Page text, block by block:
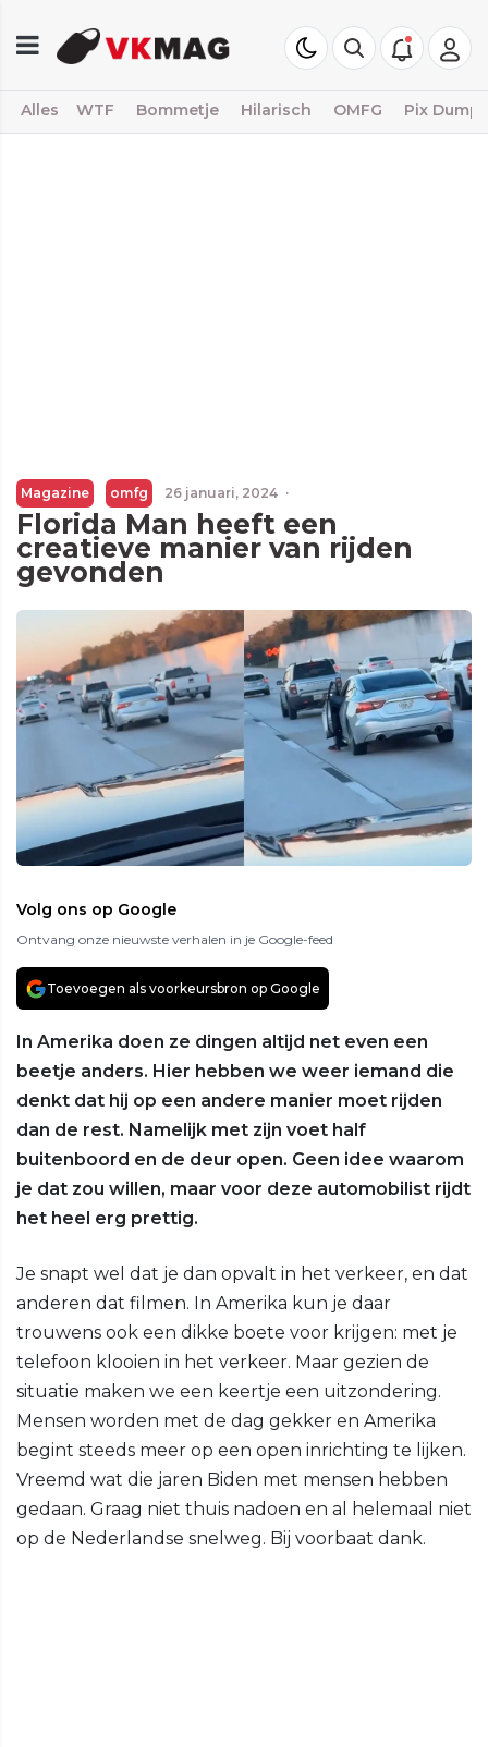
Alles WTF Bommetje Hilarisch OMFG Pix Dump
Magazine omfg 26 januari, 2024 ·
Florida Man heeft een
creatieve manier van rijden
gevonden
Volg ons op Google
Ontvang onze nieuwste verhalen in je Google-feed
Toevoegen als voorkeursbron op Google
In Amerika doen ze dingen altijd net even een
beetje anders. Hier hebben we weer iemand die
denkt dat hij op een andere manier moet rijden
dan de rest. Namelijk met zijn voet half
buitenboord en de deur open. Geen idee waarom
je dat zou willen, maar voor deze automobilist rijdt
het heel erg prettig.
Je snapt wel dat je dan opvalt in het verkeer, en dat
anderen dat filmen. In Amerika kun je daar
trouwens ook een dikke boete voor krijgen: met je
telefoon klooien in het verkeer. Maar gezien de
situatie maken we een keertje een uitzondering.
Mensen worden met de dag gekker en Amerika
begint steeds meer op een open inrichting te lijken.
Vreemd wat die jaren Biden met mensen hebben
gedaan. Graag niet thuis nadoen en al helemaal niet
op de Nederlandse snelweg. Bij voorbaat dank.